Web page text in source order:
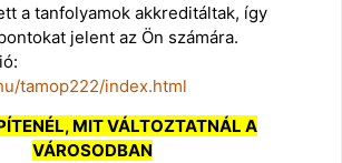
a tanfolyamok akkreditáltak, így
jelent az Ön számára.
tamop222/index.html
MIT VÁLTOZTATNÁL A
VÁROSODBAN